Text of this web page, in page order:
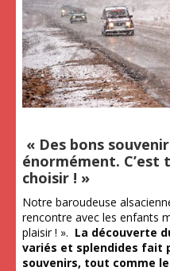
« Des bons
énormément. C’est
choisir ! »
Notre baroudeuse
rencontre avec les enfants
plaisir ! ». La découverte
variés et splendides fait
souvenirs, tout comme